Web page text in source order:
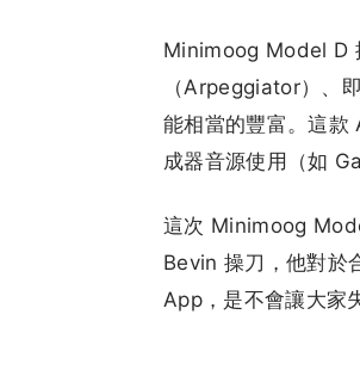
Minimoog Model D
（Arpeggiator）、
能相當的豐富。這款
成器音源使用（如
這次 Minimoog
Bevin 操刀，他對於
App，是不會讓大家